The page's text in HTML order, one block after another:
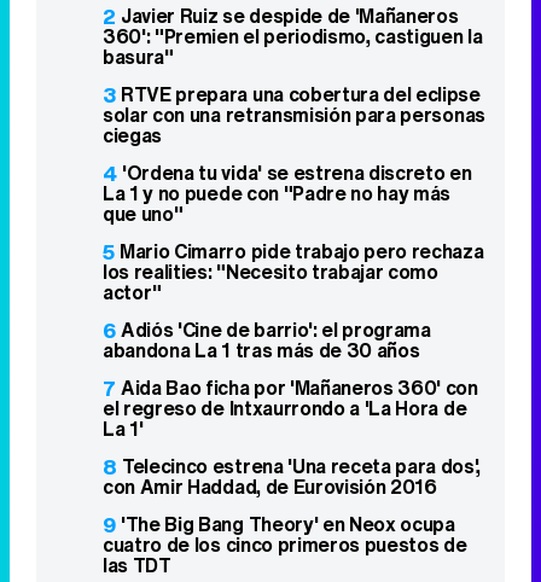
2 Javier Ruiz se despide de 'Mañaneros
360': "Premien el periodismo, castiguen la
basura"
3 RTVE prepara una cobertura del eclipse
solar con una retransmisión para personas
ciegas
4 'Ordena tu vida' se estrena discreto en
La 1 y no puede con "Padre no hay más
que uno"
5 Mario Cimarro pide trabajo pero rechaza
los realities: "Necesito trabajar como
actor"
6Adiós 'Cine de barrio': el programa
abandona La 1 tras más de 30 años
7 Aida Bao ficha por 'Mañaneros 360' con
el regreso de Intxaurrondo a 'La Hora de
La 1'
8 Telecinco estrena 'Una receta para dos',
con Amir Haddad, de Eurovisión 2016
9 'The Big Bang Theory' en Neox ocupa
cuatro de los cinco primeros puestos de
las TDT